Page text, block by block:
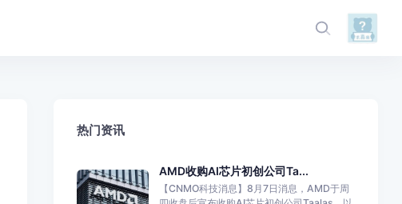
热门资讯
AMD收购AI芯片初创公司Ta...
【CNMO科技消息】8月7日消息，AMD于周